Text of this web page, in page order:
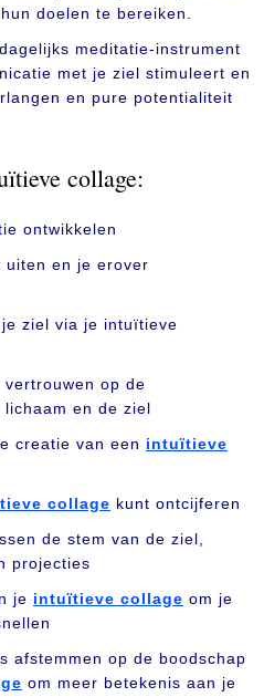
doelen te bereiken.
meditatie-instrument
met je ziel stimuleert en
en pure potentialiteit
collage:
ontwikkelen
en je erover
ziel via je intuïtieve
op de
en de ziel
creatie van een intuïtieve
collage kunt ontcijferen
de stem van de ziel,
projecties
je intuïtieve collage om je
afstemmen op de boodschap
om meer betekenis aan je